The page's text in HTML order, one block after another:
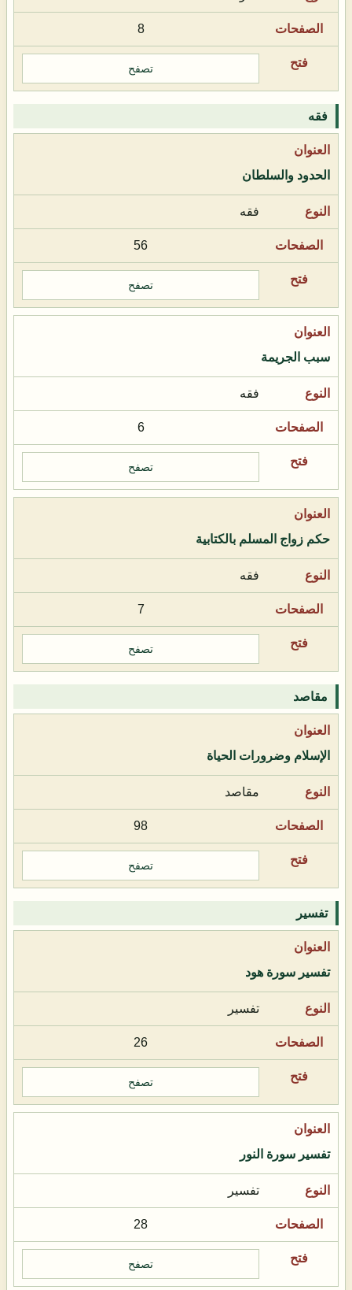
8
تصفح
فقه
الحدود والسلطان
فقه
56
تصفح
سبب الجريمة
فقه
6
تصفح
حكم زواج المسلم بالكتابية
فقه
7
تصفح
مقاصد
الإسلام وضرورات الحياة
مقاصد
98
تصفح
تفسير
تفسير سورة هود
تفسير
26
تصفح
تفسير سورة النور
تفسير
28
تصفح